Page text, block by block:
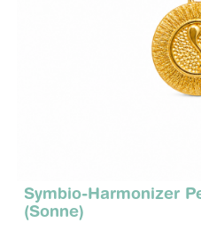
Symbio-Harmonizer
(Sonne)